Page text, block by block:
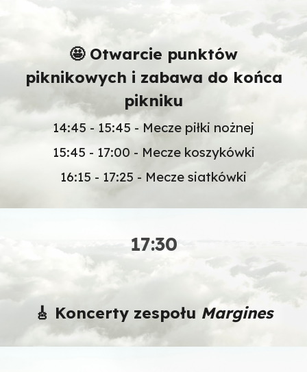
🤩 Otwarcie punktów
piknikowych i zabawa do końca
pikniku
14:45 - 15:45 - Mecze piłki nożnej
15:45 - 17:00 - Mecze koszykówki
16:15 - 17:25 - Mecze siatkówki
17:30
🎸 Koncerty zespołu Margines